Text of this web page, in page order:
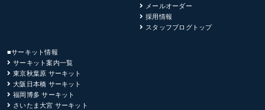
メールオーダー
採用情報
スタッフブログトップ
■サーキット情報
サーキット案内一覧
東京秋葉原 サーキット
大阪日本橋 サーキット
福岡博多 サーキット
さいたま大宮 サーキット